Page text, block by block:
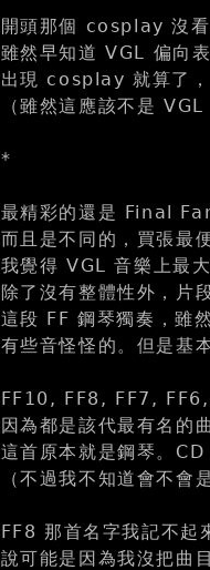
開頭那個 cosplay 沒看
雖然早知道 VGL 偏向
出現 cosplay 就算了，
（雖然這應該不是
*
最精彩的還是 Final
而且是不同的，買張最
我覺得 VGL 音樂上最
除了沒有整體性外，片
這段 FF 鋼琴獨奏，雖
有些音怪怪的。但是基
FF10, FF8, FF7, FF6,
因為都是該代最有名
這首原本就是鋼琴。CD
（不過我不知道會不
FF8 那首名字我記不
說可能是因為我沒把曲